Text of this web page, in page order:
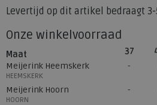
Levertijd op dit artikel bedraagt 3-
Onze winkelvoorraad
Maat 37
Meijerink Heemskerk
HEEMSKERK
Meijerink Hoorn
HOORN